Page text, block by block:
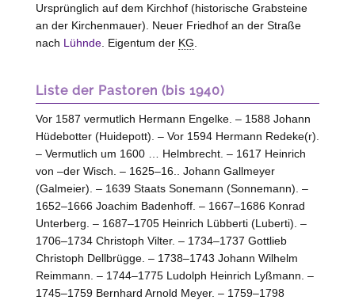
Ursprünglich auf dem Kirchhof (historische Grabsteine
an der Kirchenmauer). Neuer Friedhof an der Straße
nach Lühnde. Eigentum der KG
Liste der Pastoren (bis 1940)
Vor 1587 vermutlich Hermann Engelke. – 1588 Johann
Hüdebotter (Huidepott). – Vor 1594 Hermann Redeke(r).
– Vermutlich um 1600 … Helmbrecht. – 1617 Heinrich
von –der Wisch. – 1625–16.. Johann Gallmeyer
(Galmeier). – 1639 Staats Sonemann (Sonnemann). –
1652–1666 Joachim Badenhoff. – 1667–1686 Konrad
Unterberg. – 1687–1705 Heinrich Lübberti (Luberti). –
1706–1734 Christoph Vilter. – 1734–1737 Gottlieb
Christoph Dellbrügge. – 1738–1743 Johann Wilhelm
Reimmann. – 1744–1775 Ludolph Heinrich Lyßmann. –
1745–1759 Bernhard Arnold Meyer. – 1759–1798